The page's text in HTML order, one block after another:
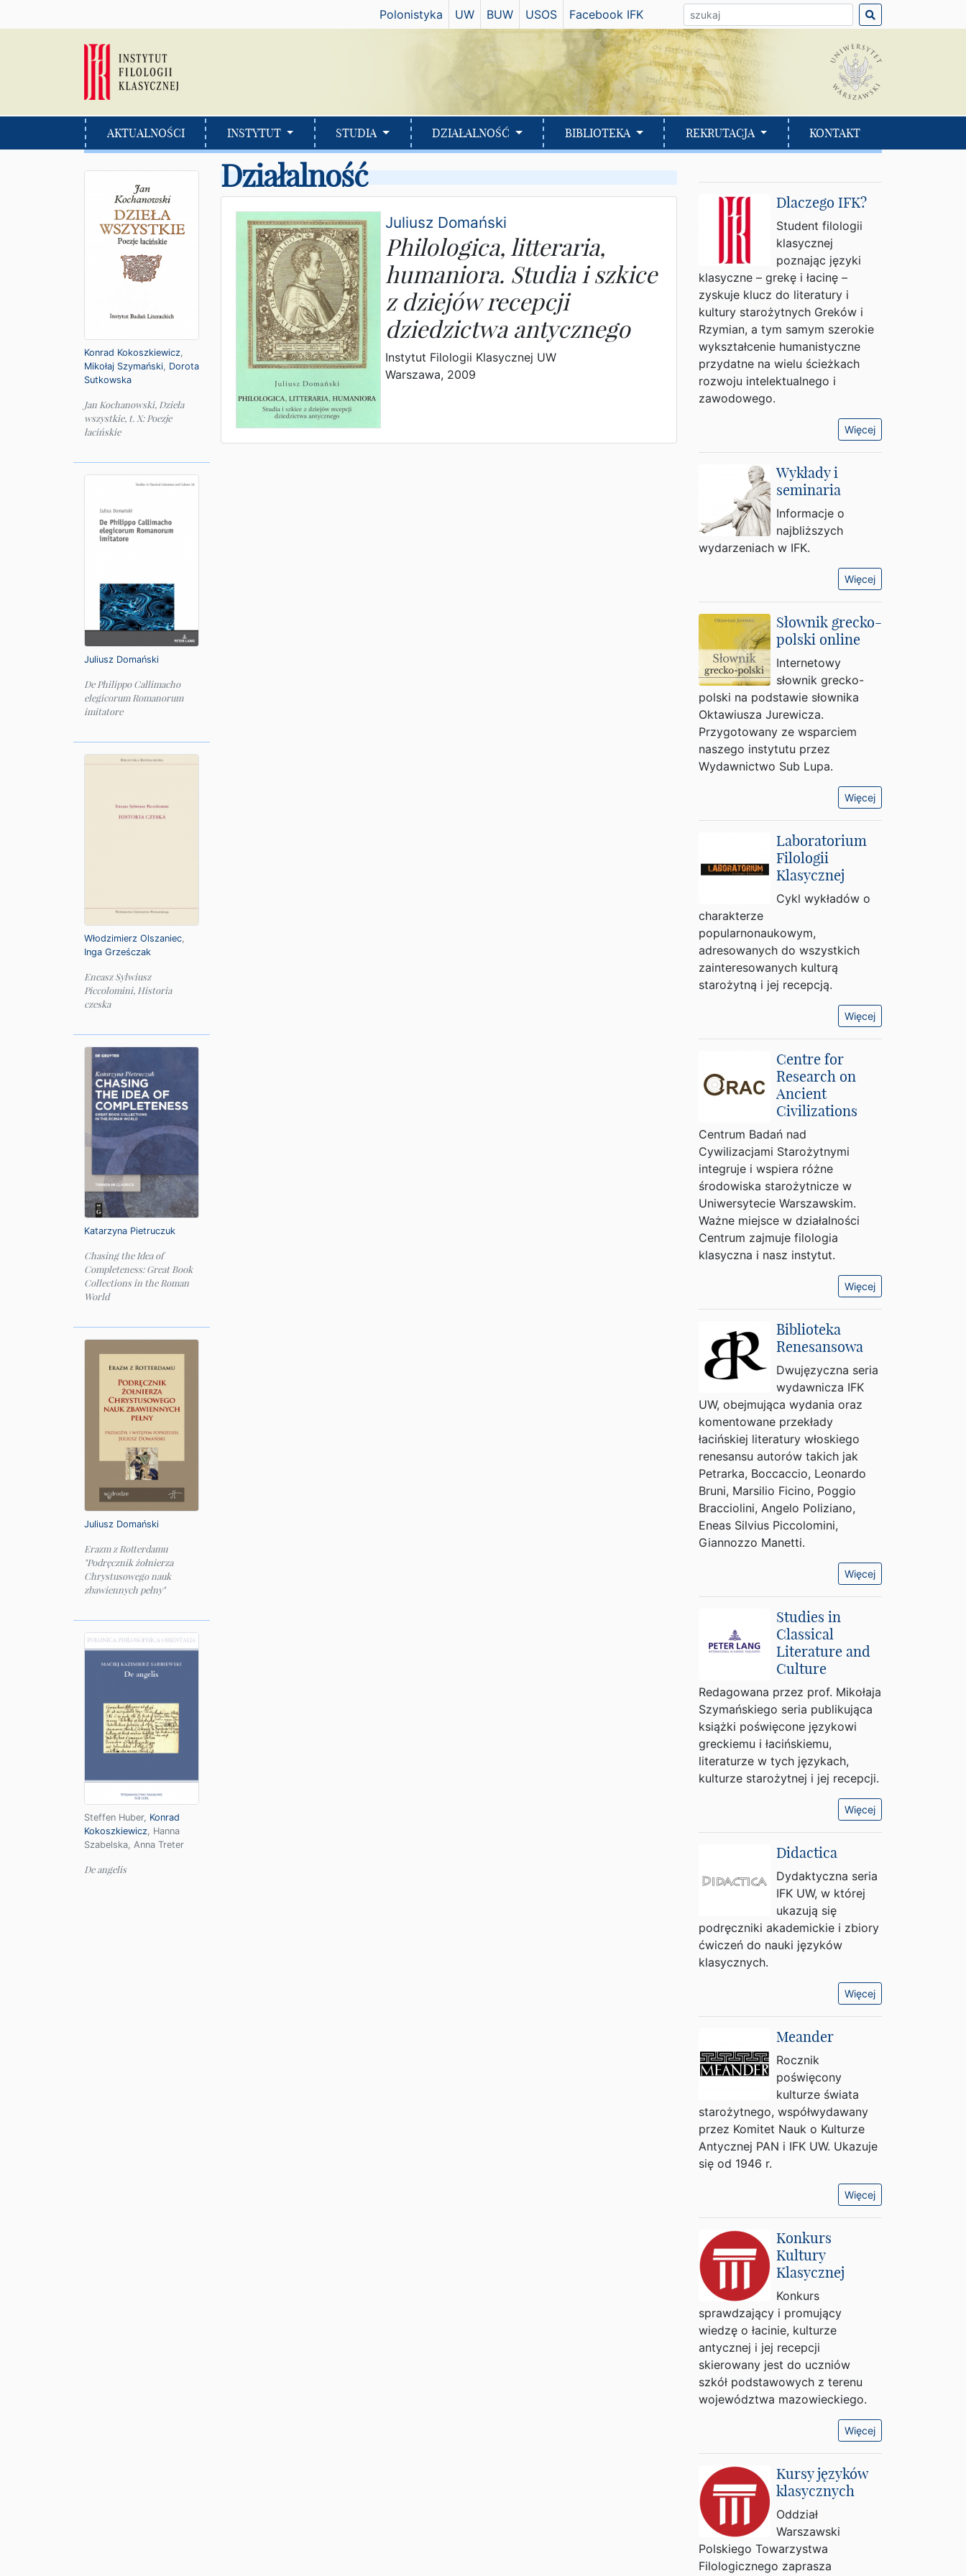
Polonistyka UW BUW USOS Facebook IFKHasło do wyszukania:
AKTUALNOŚCI INSTYTUT STUDIA DZIAŁALNOŚĆ BIBLIOTEKA REKRUTACJA KONTAKT
Konrad Kokoszkiewicz,
Mikołaj Szymański, Dorota
Sutkowska
Jan Kochanowski, Dzieła
wszystkie, t. X: Poezje
łacińskie
Juliusz Domański
De Philippo Callimacho
elegicorum Romanorum
imitatore
Włodzimierz Olszaniec,
Inga Grześczak
Eneasz Sylwiusz
Piccolomini, Historia
czeska
Katarzyna Pietruczuk
Chasing the Idea of
Completeness: Great Book
Collections in the Roman
World
Juliusz Domański
Erazm z Rotterdamu
"Podręcznik żołnierza
Chrystusowego nauk
zbawiennych pełny"
Steffen Huber, Konrad
Kokoszkiewicz, Hanna
Szabelska, Anna Treter
De angelis
Działalność
Juliusz Domański
Philologica, litteraria,
humaniora. Studia i szkice
z dziejów recepcji
dziedzictwa antycznego
Instytut Filologii Klasycznej UW
Warszawa, 2009
Dlaczego IFK?
Student filologii
klasycznej
poznając języki
klasyczne – grekę i łacinę –
zyskuje klucz do literatury i
kultury starożytnych Greków i
Rzymian, a tym samym szerokie
wykształcenie humanistyczne
przydatne na wielu ścieżkach
rozwoju intelektualnego i
zawodowego.
Więcej
Wykłady i
seminaria
Informacje o
najbliższych
wydarzeniach w IFK.
Więcej
Słownik grecko-
polski online
Internetowy
słownik grecko-
polski na podstawie słownika
Oktawiusza Jurewicza.
Przygotowany ze wsparciem
naszego instytutu przez
Wydawnictwo Sub Lupa.
Więcej
Laboratorium
Filologii
Klasycznej
Cykl wykładów o
charakterze
popularnonaukowym,
adresowanych do wszystkich
zainteresowanych kulturą
starożytną i jej recepcją.
Więcej
Centre for
Research on
Ancient
Civilizations
Centrum Badań nad
Cywilizacjami Starożytnymi
integruje i wspiera różne
środowiska starożytnicze w
Uniwersytecie Warszawskim.
Ważne miejsce w działalności
Centrum zajmuje filologia
klasyczna i nasz instytut.
Więcej
Biblioteka
Renesansowa
Dwujęzyczna seria
wydawnicza IFK
UW, obejmująca wydania oraz
komentowane przekłady
łacińskiej literatury włoskiego
renesansu autorów takich jak
Petrarka, Boccaccio, Leonardo
Bruni, Marsilio Ficino, Poggio
Bracciolini, Angelo Poliziano,
Eneas Silvius Piccolomini,
Giannozzo Manetti.
Więcej
Studies in
Classical
Literature and
Culture
Redagowana przez prof. Mikołaja
Szymańskiego seria publikująca
książki poświęcone językowi
greckiemu i łacińskiemu,
literaturze w tych językach,
kulturze starożytnej i jej recepcji.
Więcej
Didactica
Dydaktyczna seria
IFK UW, w której
ukazują się
podręczniki akademickie i zbiory
ćwiczeń do nauki języków
klasycznych.
Więcej
Meander
Rocznik
poświęcony
kulturze świata
starożytnego, współwydawany
przez Komitet Nauk o Kulturze
Antycznej PAN i IFK UW. Ukazuje
się od 1946 r.
Więcej
Konkurs
Kultury
Klasycznej
Konkurs
sprawdzający i promujący
wiedzę o łacinie, kulturze
antycznej i jej recepcji
skierowany jest do uczniów
szkół podstawowych z terenu
województwa mazowieckiego.
Więcej
Kursy języków
klasycznych
Oddział
Warszawski
Polskiego Towarzystwa
Filologicznego zaprasza